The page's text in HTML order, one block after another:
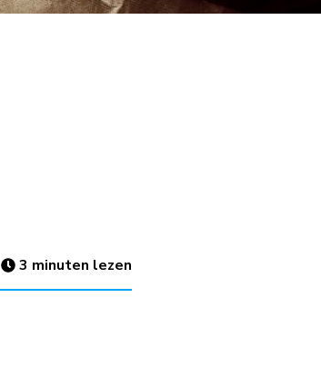
3 minuten lezen